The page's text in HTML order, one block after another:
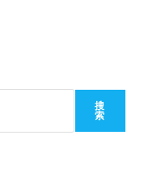
搜
索